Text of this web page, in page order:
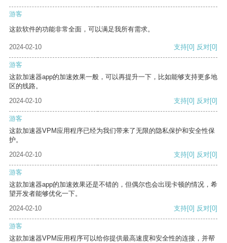
游客
这款软件的功能非常全面，可以满足我所有需求。
2024-02-10 支持[0] 反对[0]
游客
这款加速器app的加速效果一般，可以再提升一下，比如能够支持更多地
区的线路。
2024-02-10
支持[0] 反对[0]
游客
这款加速器VPM应用程序已经为我们带来了无限的隐私保护和安全性保
护。
2024-02-10
支持[0] 反对[0]
游客
这款加速器app的加速效果还是不错的，但偶尔也会出现卡顿的情况，希
望开发者能够优化一下。
2024-02-10
支持[0] 反对[0]
游客
这款加速器VPM应用程序可以给你提供最高速度和安全性的连接，并帮